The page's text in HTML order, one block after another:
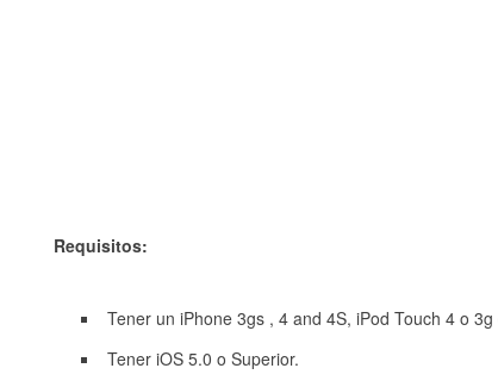
Requisitos:
Tener un iPhone 3gs , 4 and 4S, iPod Touch 4 o 3g
Tener iOS 5.0 o Superior.